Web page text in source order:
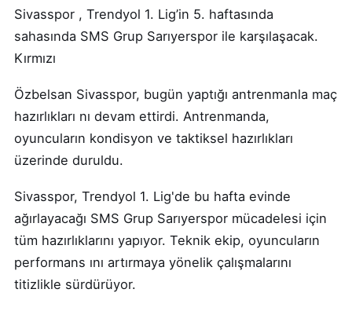
Sivasspor , Trendyol 1. Lig’in 5. haftasında
sahasında SMS Grup Sarıyerspor ile karşılaşacak.
Kırmızı
Özbelsan Sivasspor, bugün yaptığı antrenmanla maç
hazırlıkları nı devam ettirdi. Antrenmanda,
oyuncuların kondisyon ve taktiksel hazırlıkları
üzerinde duruldu.
Sivasspor, Trendyol 1. Lig'de bu hafta evinde
ağırlayacağı SMS Grup Sarıyerspor mücadelesi için
tüm hazırlıklarını yapıyor. Teknik ekip, oyuncuların
performans ını artırmaya yönelik çalışmalarını
titizlikle sürdürüyor.